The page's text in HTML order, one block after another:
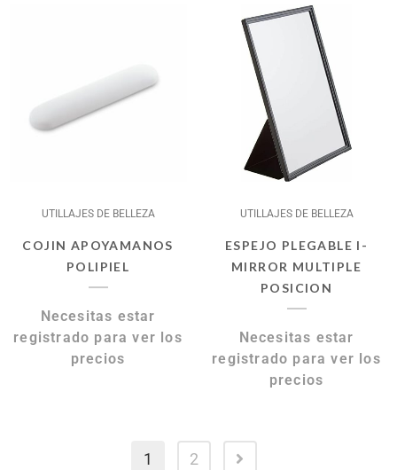
UTILLAJES DE BELLEZA
COJIN APOYAMANOS
POLIPIEL
Necesitas estar
registrado para ver los
precios
UTILLAJES DE BELLEZA
ESPEJO PLEGABLE I-
MIRROR MULTIPLE
POSICION
Necesitas estar
registrado para ver los
precios
1 2